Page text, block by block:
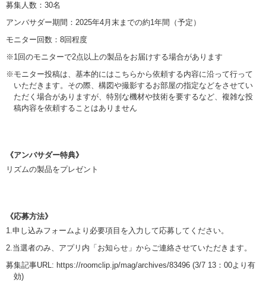
募集人数：30名
アンバサダー期間：2025年4月末までの約1年間（予定）
モニター回数：8回程度
※1回のモニターで2点以上の製品をお届けする場合があります
※モニター投稿は、基本的にはこちらから依頼する内容に沿って行って
いただきます。その際、構図や撮影するお部屋の指定などをさせてい
ただく場合がありますが、特別な機材や技術を要するなど、複雑な投
稿内容を依頼することはありません
《アンバサダー特典》
リズムの製品をプレゼント
《応募方法》
1.申し込みフォームより必要項目を入力して応募してください。
2.当選者のみ、アプリ内「お知らせ」からご連絡させていただきます。
募集記事URL: https://roomclip.jp/mag/archives/83496 (3/7 13：00より有
効)